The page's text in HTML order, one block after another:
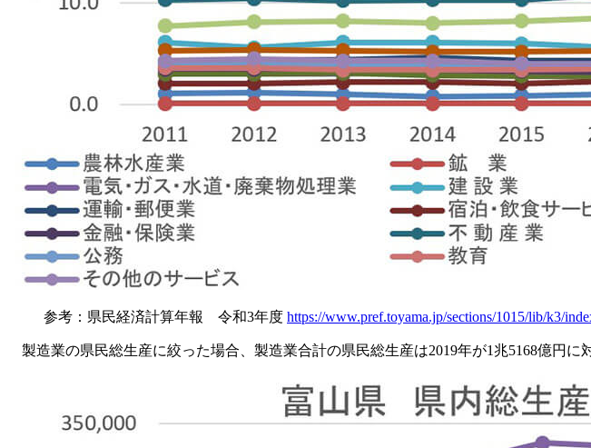
参考：県民経済計算年報 令和3年度 https://www.pref.toyama.jp/sections/1015/lib/k3/
製造業の県民総生産に絞った場合、製造業合計の県民総生産は2019年が1兆5168億円に